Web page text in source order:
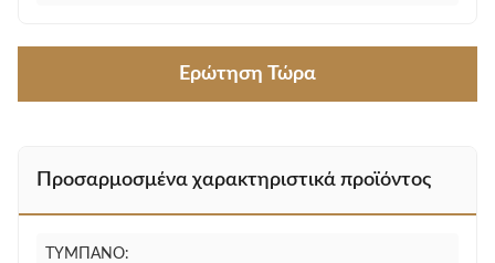
Ερώτηση Τώρα
Προσαρμοσμένα χαρακτηριστικά προϊόντος
ΤΥΜΠΑΝΟ: